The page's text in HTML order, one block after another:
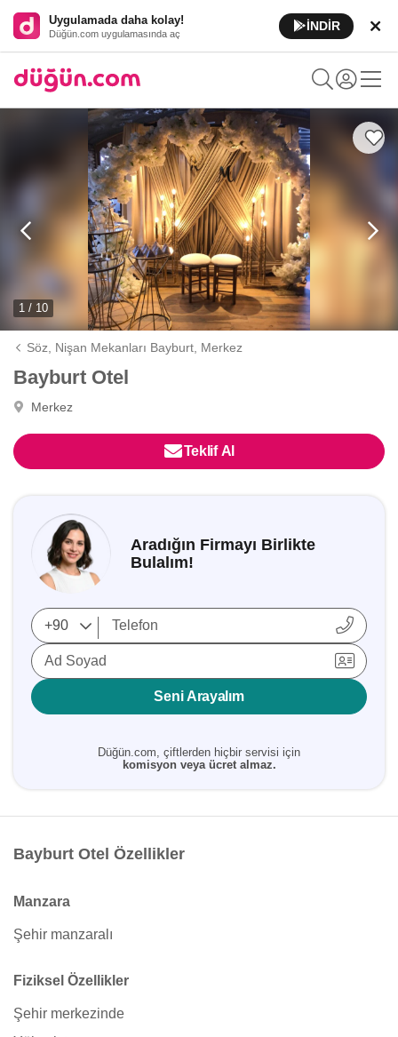
Uygulamada daha kolay!
Düğün.com uygulamasında aç
İNDİR
1 / 10
Söz, Nişan Mekanları Bayburt, Merkez
Bayburt Otel
Merkez
Teklif Al
Aradığın Firmayı Birlikte
Bulalım!
Ad Soyad
Seni Arayalım
Düğün.com, çiftlerden hiçbir servisi için
komisyon veya ücret almaz.
Bayburt Otel Özellikler
Manzara
Şehir manzaralı
Fiziksel Özellikler
Şehir merkezinde